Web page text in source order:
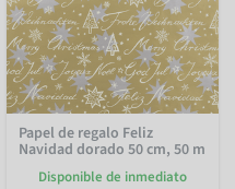
Papel de regalo Feliz
Navidad dorado 50 cm, 50 m
Disponible de inmediato